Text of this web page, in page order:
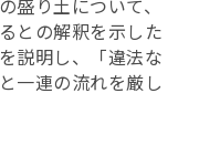
盛り土について、
との解釈を示した
説明し、「違法な
一連の流れを厳し